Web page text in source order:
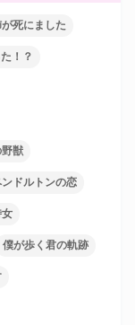
死にました
！？
獣
ンドルトンの恋
僕が歩く君の軌跡